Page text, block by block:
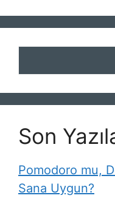
Son
Pomodoro mu,
Sana Uygun?